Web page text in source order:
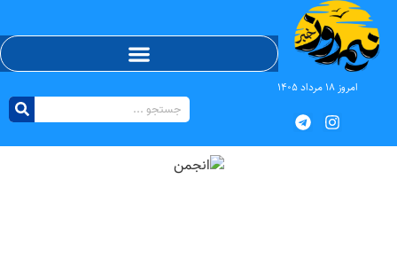
امروز ۱۸ مرداد ۱۴۰۵